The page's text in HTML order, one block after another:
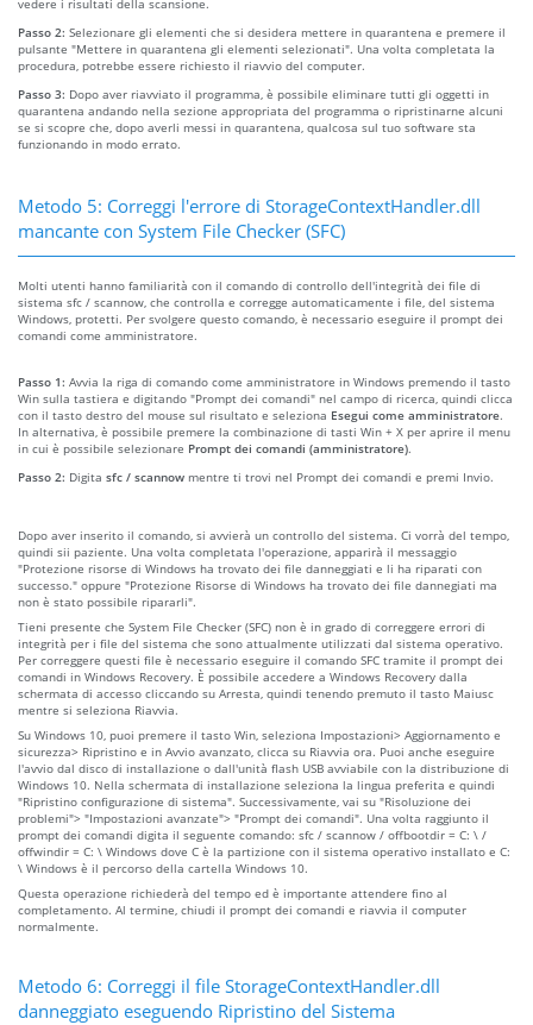
Passo 2: Selezionare gli elementi che si desidera mettere in quarantena e premere il
pulsante "Mettere in quarantena gli elementi selezionati". Una volta completata la
procedura, potrebbe essere richiesto il riavvio del computer.
Passo 3: Dopo aver riavviato il programma, è possibile eliminare tutti gli oggetti in
quarantena andando nella sezione appropriata del programma o ripristinarne alcuni
se si scopre che, dopo averli messi in quarantena, qualcosa sul tuo software sta
funzionando in modo errato.
Metodo 5: Correggi l'errore di StorageContextHandler.dll
mancante con System File Checker (SFC)
Molti utenti hanno familiarità con il comando di controllo dell'integrità dei file di
sistema sfc / scannow, che controlla e corregge automaticamente i file, del sistema
Windows, protetti. Per svolgere questo comando, è necessario eseguire il prompt dei
comandi come amministratore.
Passo 1: Avvia la riga di comando come amministratore in Windows premendo il tasto
Win sulla tastiera e digitando "Prompt dei comandi" nel campo di ricerca, quindi clicca
con il tasto destro del mouse sul risultato e seleziona Esegui come amministratore.
In alternativa, è possibile premere la combinazione di tasti Win + X per aprire il menu
in cui è possibile selezionare Prompt dei comandi (amministratore).
Passo 2: Digita sfc / scannow mentre ti trovi nel Prompt dei comandi e premi Invio.
Dopo aver inserito il comando, si avvierà un controllo del sistema. Ci vorrà del tempo,
quindi sii paziente. Una volta completata l'operazione, apparirà il messaggio
"Protezione risorse di Windows ha trovato dei file danneggiati e li ha riparati con
successo." oppure "Protezione Risorse di Windows ha trovato dei file dannegiati ma
non è stato possibile ripararli".
Tieni presente che System File Checker (SFC) non è in grado di correggere errori di
integrità per i file del sistema che sono attualmente utilizzati dal sistema operativo.
Per correggere questi file è necessario eseguire il comando SFC tramite il prompt dei
comandi in Windows Recovery. È possibile accedere a Windows Recovery dalla
schermata di accesso cliccando su Arresta, quindi tenendo premuto il tasto Maiusc
mentre si seleziona Riavvia.
Su Windows 10, puoi premere il tasto Win, seleziona Impostazioni> Aggiornamento e
sicurezza> Ripristino e in Avvio avanzato, clicca su Riavvia ora. Puoi anche eseguire
l'avvio dal disco di installazione o dall'unità flash USB avviabile con la distribuzione di
Windows 10. Nella schermata di installazione seleziona la lingua preferita e quindi
"Ripristino configurazione di sistema". Successivamente, vai su "Risoluzione dei
problemi"> "Impostazioni avanzate"> "Prompt dei comandi". Una volta raggiunto il
prompt dei comandi digita il seguente comando: sfc / scannow / offbootdir = C: \ /
offwindir = C: \ Windows dove C è la partizione con il sistema operativo installato e C:
\ Windows è il percorso della cartella Windows 10.
Questa operazione richiederà del tempo ed è importante attendere fino al
completamento. Al termine, chiudi il prompt dei comandi e riavvia il computer
normalmente.
Metodo 6: Correggi il file StorageContextHandler.dll
danneggiato eseguendo Ripristino del Sistema